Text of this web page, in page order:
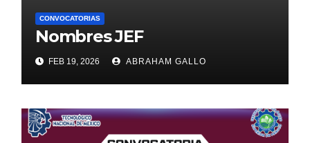
CONVOCATORIAS
Nombres JEF
FEB 19, 2026 ABRAHAM GALLO